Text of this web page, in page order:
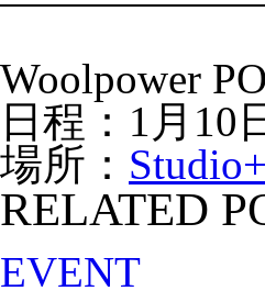
Woolpower
日程：1月10
場所：
RELATED
EVENT